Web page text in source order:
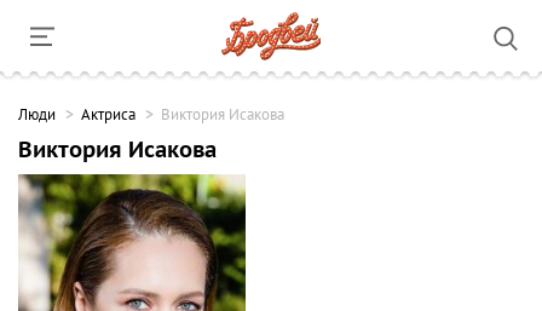
Люди Актриса Виктория Исакова
Виктория Исакова